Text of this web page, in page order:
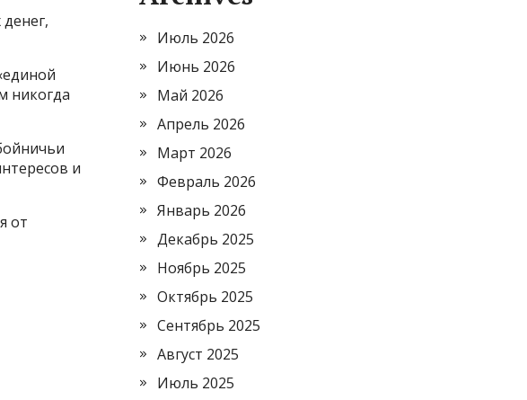
никогда
и
от
Июль 2026
Июнь 2026
Май 2026
Апрель 2026
Март 2026
Февраль 2026
Январь 2026
Декабрь 2025
Ноябрь 2025
Октябрь 2025
Сентябрь 2025
Август 2025
Июль 2025